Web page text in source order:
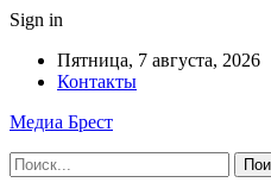
Sign in
Пятница, 7 августа, 2026
Контакты
Медиа Брест